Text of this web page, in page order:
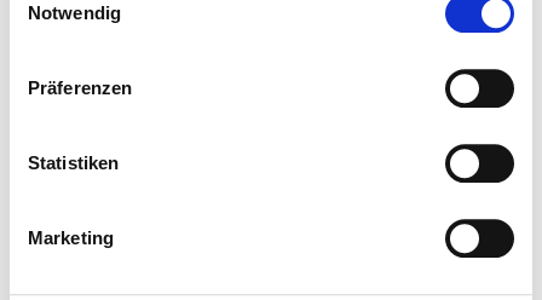
Notwendig
Präferenzen
Statistiken
Marketing